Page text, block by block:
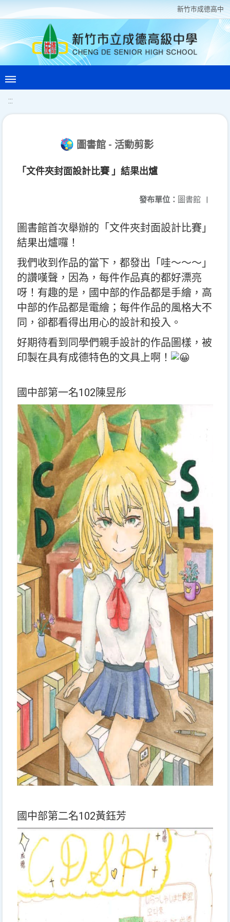
新竹巿成德高中
:::
圖書館 - 活動剪影
「文件夾封面設計比賽 」結果出爐
發布單位： 圖書館 |
圖書館首次舉辦的「文件夾封面設計比賽」
結果出爐囉！
我們收到作品的當下，都發出「哇～～～」
的讚嘆聲，因為，每件作品真的都好漂亮
呀！有趣的是，國中部的作品都是手繪，高
中部的作品都是電繪；每件作品的風格大不
同，卻都看得出用心的設計和投入。
好期待看到同學們親手設計的作品圖樣，被
印製在具有成德特色的文具上啊！
國中部第一名102陳昱彤
國中部第二名102黃鈺芳